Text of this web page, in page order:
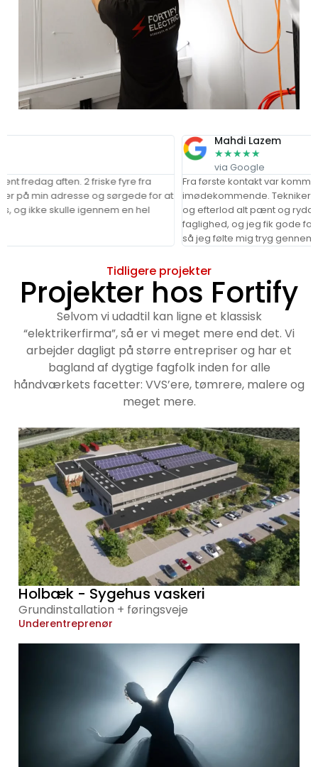
2 friske fyre fra
og sørgede for at
igennem en hel
Mahdi Lazem
★★★
Fra første kontakt var kommunikationen
imødekommende. Teknikerne kom til
og efterlod alt pænt og ryddeligt.
faglighed, og jeg fik gode forklaringer
så jeg følte mig tryg gennem hele
Tidligere projekter
Projekter hos Fortify
Selvom vi udadtil kan ligne et klassisk
“elektrikerfirma”, så er vi meget mere end det. Vi
arbejder dagligt på større entrepriser og har et
bagland af dygtige fagfolk inden for alle
håndværkets facetter: VVS’ere, tømrere, malere og
meget mere.
Holbæk - Sygehus vaskeri
Grundinstallation + føringsveje
Underentreprenør